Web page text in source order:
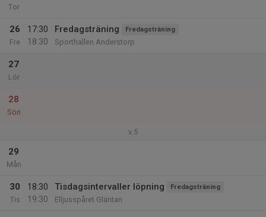
Tor
26
Fre
17:30
18:30
Fredagsträning Fredagsträning
Sporthallen Anderstorp
27
Lör
28
Sön
v.5
29
Mån
30
Tis
18:30
19:30
Tisdagsintervaller löpning Fredagsträning
Elljusspåret Gläntan